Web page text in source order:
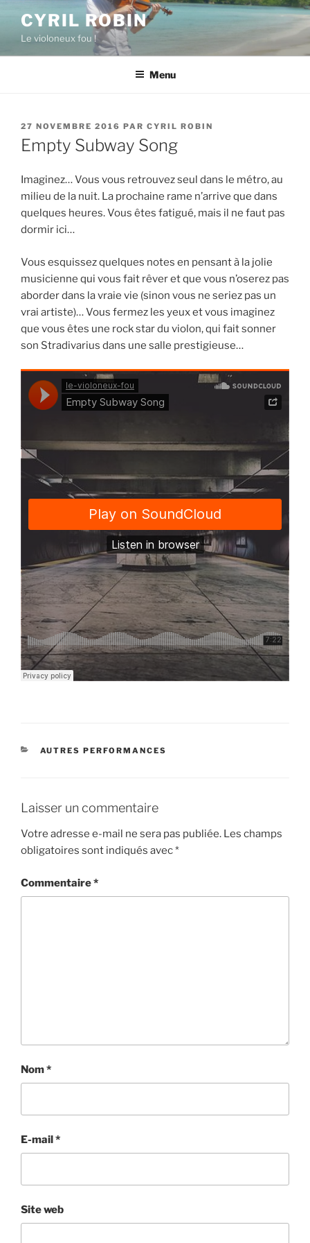
contenu
principal
CYRIL ROBIN
Le violoneux fou !
Menu
PUBLIÉ
LE
27 NOVEMBRE 2016 PAR CYRIL ROBIN
Empty Subway Song
Imaginez… Vous vous retrouvez seul dans le métro, au
milieu de la nuit. La prochaine rame n’arrive que dans
quelques heures. Vous êtes fatigué, mais il ne faut pas
dormir ici…
Vous esquissez quelques notes en pensant à la jolie
musicienne qui vous fait rêver et que vous n’oserez pas
aborder dans la vraie vie (sinon vous ne seriez pas un
vrai artiste)… Vous fermez les yeux et vous imaginez
que vous êtes une rock star du violon, qui fait sonner
son Stradivarius dans une salle prestigieuse…
CATÉGORIES
AUTRES PERFORMANCES
Laisser un commentaire
Votre adresse e-mail ne sera pas publiée. Les champs
obligatoires sont indiqués avec*
Commentaire*
Nom*
E-mail*
Site web